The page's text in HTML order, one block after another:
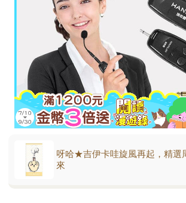
呀哈★吉伊卡哇旋風再起，精選
來